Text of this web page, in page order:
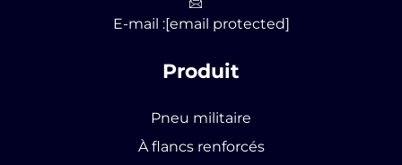
E-mail :[email protected]
Produit
Pneu militaire
À flancs renforcés